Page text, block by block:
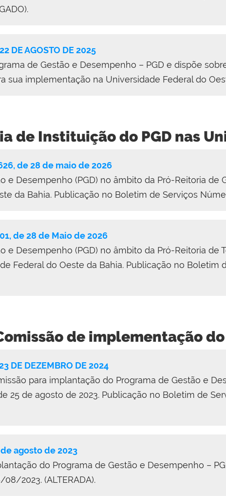
DE AGOSTO DE 2025
de Gestão e Desempenho – PGD e dispõe
sua implementação na Universidade Federal do
de Instituição do PGD nas
de 28 de maio de 2026
e Desempenho (PGD) no âmbito da Pró-Reitoria de
da Bahia. Publicação no Boletim de Serviços
de 28 de Maio de 2026
e Desempenho (PGD) no âmbito da Pró-Reitoria de
Federal do Oeste da Bahia. Publicação no Boletim
de implementação do
DE DEZEMBRO DE 2024
para implantação do Programa de Gestão e
25 de agosto de 2023. Publicação no Boletim de
agosto de 2023
do Programa de Gestão e Desempenho –
2023. (ALTERADA).